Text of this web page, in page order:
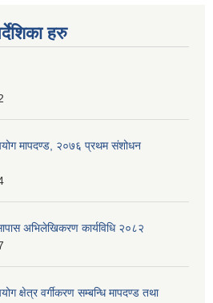
हरु
मापदण्ड, २०७६ प्रथम संशोधन
अभिलेखिकरण कार्यविधि २०८२
क्षेत्र वर्गीकरण सम्बन्धि मापदण्ड तथा